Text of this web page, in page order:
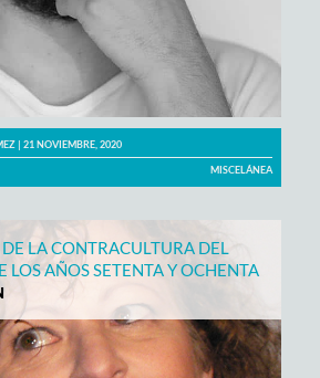
| 21 NOVIEMBRE, 2020
MISCELÁNEA
LA CONTRACULTURA DEL
LOS AÑOS SETENTA Y OCHENTA